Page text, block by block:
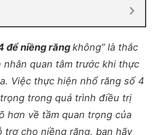
để niềng răng không” là thắc
nhân quan tâm trước khi thực
Việc thực hiện nhổ răng số 4
trong quá trình điều trị
hơn về tầm quan trọng của
trợ cho niềng răng, bạn hãy